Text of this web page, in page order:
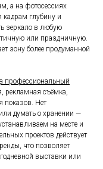
а на фотосессиях
кадрам глубину и
зеркало в любую
или праздничную.
зону более продуманной
профессиональный
рекламная съёмка,
показов. Нет
думать о хранении —
на месте и
проектов действует
что позволяет
выставки или